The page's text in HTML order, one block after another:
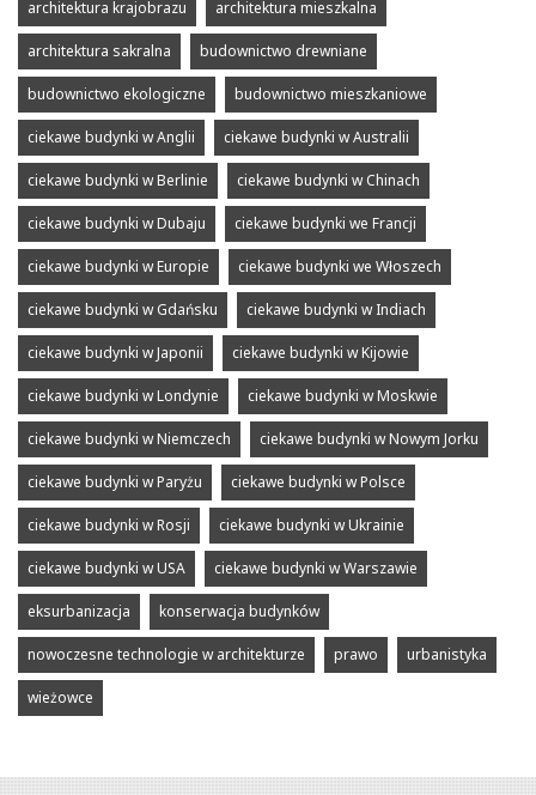
architektura krajobrazu architektura mieszkalna
architektura sakralna budownictwo drewniane
budownictwo ekologiczne budownictwo mieszkaniowe
ciekawe budynki w Anglii ciekawe budynki w Australii
ciekawe budynki w Berlinie ciekawe budynki w Chinach
ciekawe budynki w Dubaju ciekawe budynki we Francji
ciekawe budynki w Europie ciekawe budynki we Włoszech
ciekawe budynki w Gdańsku ciekawe budynki w Indiach
ciekawe budynki w Japonii ciekawe budynki w Kijowie
ciekawe budynki w Londynie ciekawe budynki w Moskwie
ciekawe budynki w Niemczech ciekawe budynki w Nowym Jorku
ciekawe budynki w Paryżu ciekawe budynki w Polsce
ciekawe budynki w Rosji ciekawe budynki w Ukrainie
ciekawe budynki w USA ciekawe budynki w Warszawie
eksurbanizacja konserwacja budynków
nowoczesne technologie w architekturze prawo urbanistyka
wieżowce